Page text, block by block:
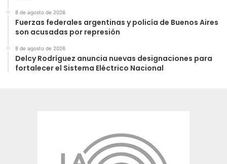
8 de agosto de 2026
Fuerzas federales argentinas y policía de Buenos Aires
son acusadas por represión
8 de agosto de 2026
Delcy Rodríguez anuncia nuevas designaciones para
fortalecer el Sistema Eléctrico Nacional